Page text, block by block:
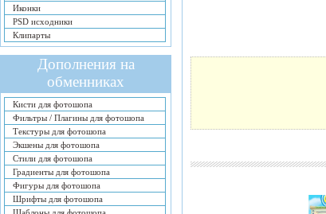
Иконки
PSD исходники
Клипарты
Дополнения на
обменниках
Кисти для фотошопа
Фильтры / Плагины для фотошопа
Текстуры для фотошопа
Экшены для фотошопа
Стили для фотошопа
Градиенты для фотошопа
Фигуры для фотошопа
Шрифты для фотошопа